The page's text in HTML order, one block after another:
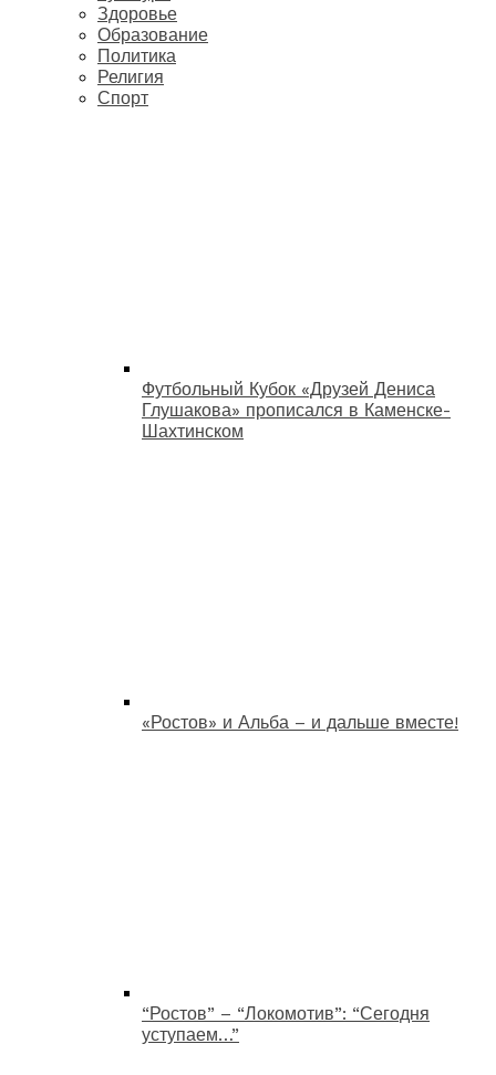
Здоровье
Образование
Политика
Религия
Спорт
Футбольный Кубок «Друзей Дениса
Глушакова» прописался в Каменске-
Шахтинском
«Ростов» и Альба – и дальше вместе!
“Ростов” – “Локомотив”: “Сегодня
уступаем…”